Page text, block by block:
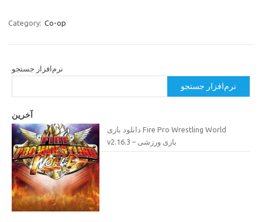
Category: Co-op
نرم‌افزار جستجو
نرم‌افزار جستجو
آخرین
دانلود بازی Fire Pro Wrestling World
v2.16.3 – بازی ورزشی